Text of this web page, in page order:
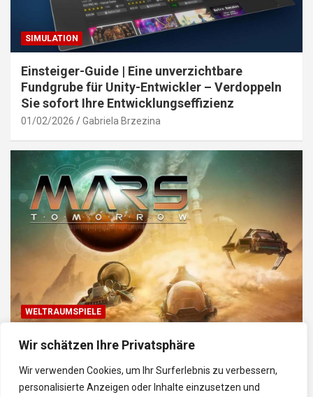
Wir schätzen Ihre Privatsphäre
Wir verwenden Cookies, um Ihr Surferlebnis zu verbessern,
personalisierte Anzeigen oder Inhalte einzusetzen und
SIMULATION
Einsteiger-Guide | Eine unverzichtbare
Fundgrube für Unity-Entwickler – Verdoppeln
Sie sofort Ihre Entwicklungseffizienz
01/02/2026 Gabriela Brzezina
WELTRAUMSPIELE
Top Weltraum-Browser-Spiele: Erkunde, baue